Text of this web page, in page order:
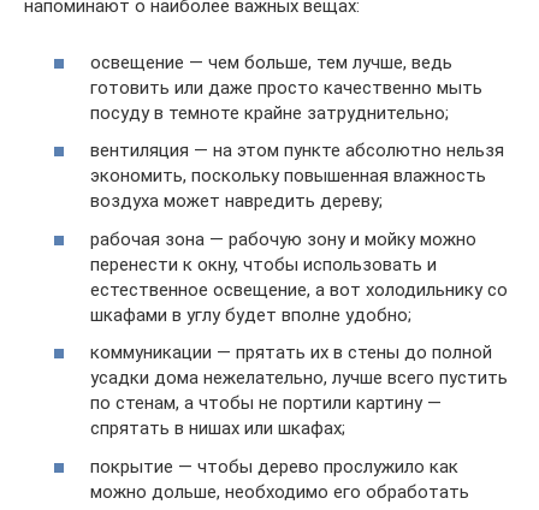
напоминают о наиболее важных вещах:
освещение — чем больше, тем лучше, ведь
готовить или даже просто качественно мыть
посуду в темноте крайне затруднительно;
вентиляция — на этом пункте абсолютно нельзя
экономить, поскольку повышенная влажность
воздуха может навредить дереву;
рабочая зона — рабочую зону и мойку можно
перенести к окну, чтобы использовать и
естественное освещение, а вот холодильнику со
шкафами в углу будет вполне удобно;
коммуникации — прятать их в стены до полной
усадки дома нежелательно, лучше всего пустить
по стенам, а чтобы не портили картину —
спрятать в нишах или шкафах;
покрытие — чтобы дерево прослужило как
можно дольше, необходимо его обработать